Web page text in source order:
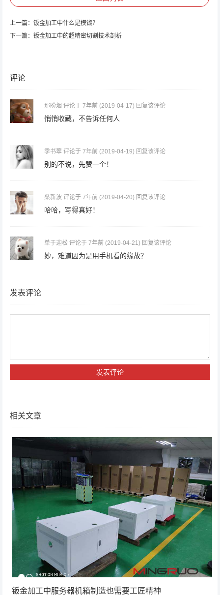
上一篇： 钣金加工中什么是模锻？
下一篇： 钣金加工中的超精密切割技术剖析
评论
那盼烟 评论于 7年前 (2019-04-17) 回复该评论
悄悄收藏，不告诉任何人
季书翠 评论于 7年前 (2019-04-19) 回复该评论
别的不说，先赞一个！
桑新波 评论于 7年前 (2019-04-20) 回复该评论
哈哈，写得真好！
单于迎松 评论于 7年前 (2019-04-21) 回复该评论
妙，难道因为是用手机看的缘故？
发表评论
相关文章
钣金加工中服务器机箱制造也需要工匠精神